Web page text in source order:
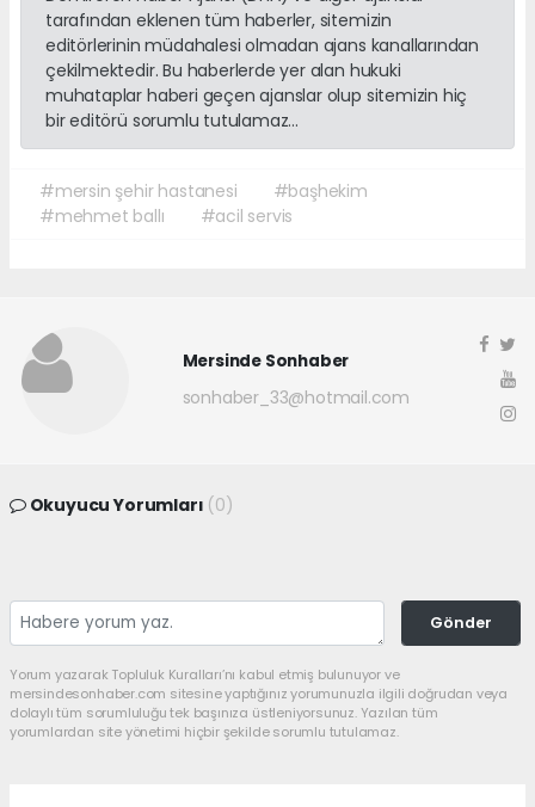
tarafından eklenen tüm haberler, sitemizin
editörlerinin müdahalesi olmadan ajans kanallarından
çekilmektedir. Bu haberlerde yer alan hukuki
muhataplar haberi geçen ajanslar olup sitemizin hiç
bir editörü sorumlu tutulamaz...
#mersin şehir hastanesi
#başhekim
#mehmet ballı
#acil servis
Mersinde Sonhaber
sonhaber_33@hotmail.com
Okuyucu Yorumları (0)
Gönder
Yorum yazarak Topluluk Kuralları’nı kabul etmiş bulunuyor ve
mersindesonhaber.com sitesine yaptığınız yorumunuzla ilgili doğrudan veya
dolaylı tüm sorumluluğu tek başınıza üstleniyorsunuz. Yazılan tüm
yorumlardan site yönetimi hiçbir şekilde sorumlu tutulamaz.